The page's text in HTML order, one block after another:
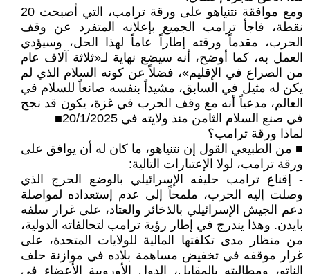
ومع موافقة نتنياهو على ورقة ترامب، التي أصبحت 20
نقطة، فاجأ ترامب الجميع بإعلانه المتفرد عن وقف
الحرب، مقدماً ورقته إطاراً عاماً لهذا الحل، وسيؤدي
العمل به، كما أوضح، أنه سيضع نهاية لـ«ثلاثة آلاف عام
من الصراع في الإقليم»، فضلاً عن كونه السلام الذي لم
يكن له مثيل في السابق، مشيداً بنفسه صانعاً للسلام في
العالم، مدعياً أنه مع وقف الحرب في غزة، يكون قد نجح
في صنع السلام الثامن منذ ولايته في 20/1/2025■
لماذا ورقة ترامب؟
■ من الطبيعي القول إن نتنياهو، ما كان له أن يوافق على
ورقة ترامب، لولا الإعتبارات التالية:
- إقناع ترامب حليفه الإسرائيلي بالوضع الحرج الذي
وصلت إليه الحرب، ملمحاً إلى عدم إستعداده لمواصلة
دعم الجيش الإسرائيلي بالذخائر والعتاد، على غرار سلفه
بايدن. وهذا يندرج في إطار رؤية ترامب لتحالفاته الدولية،
من منظار مدى تكلفتها المالية للولايات المتحدة، على
غرار موقفه في تخفيض مساهمة بلاده في موازنة حلف
الناتو، ومطالبته بالمقابل، الدول الأوروبية الأعضاء في